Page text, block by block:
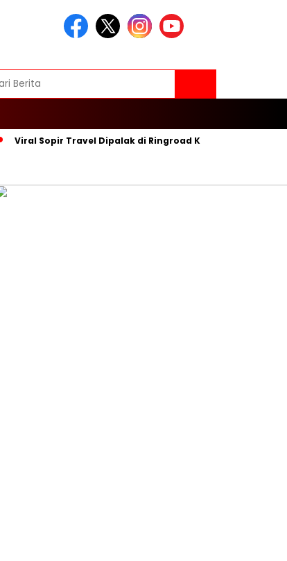
Viral Sopir Travel Dipalak di Ringroad Kayu Besar,